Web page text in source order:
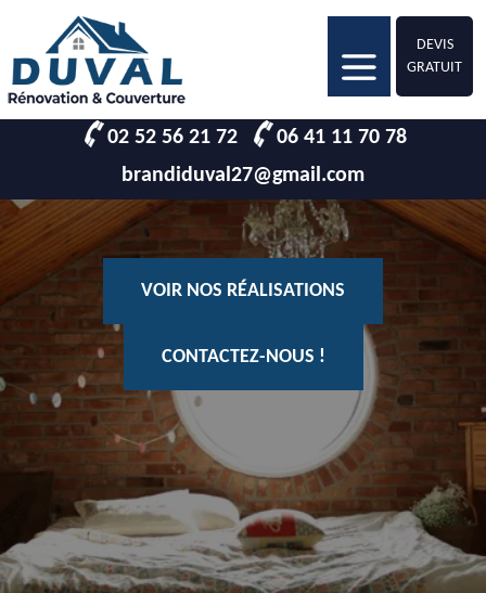
DEVIS
GRATUIT
02 52 56 21 72
06 41 11 70 78
brandiduval27@gmail.com
VOIR NOS RÉALISATIONS
CONTACTEZ-NOUS !